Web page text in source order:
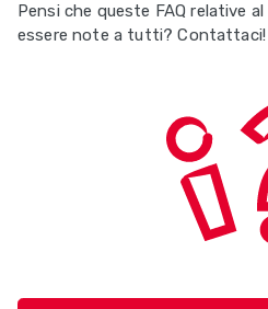
Pensi che queste FAQ relative
essere note a tutti? Contattaci!